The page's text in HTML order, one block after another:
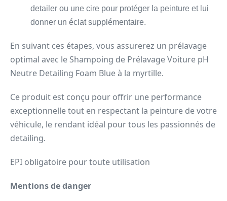
detailer ou une cire pour protéger la peinture et lui
donner un éclat supplémentaire.
En suivant ces étapes, vous assurerez un prélavage
optimal avec le Shampoing de Prélavage Voiture pH
Neutre Detailing Foam Blue à la myrtille.
Ce produit est conçu pour offrir une performance
exceptionnelle tout en respectant la peinture de votre
véhicule, le rendant idéal pour tous les passionnés de
detailing.
EPI obligatoire pour toute utilisation
Mentions de danger